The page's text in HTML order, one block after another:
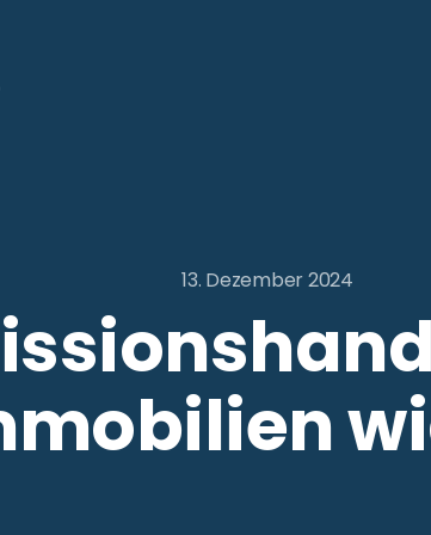
13. Dezember 2024